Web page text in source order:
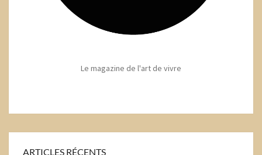
Le magazine de l'art de vivre
ARTICLES RÉCENTS